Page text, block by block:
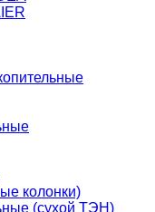
колонки)
(сухой ТЭН)